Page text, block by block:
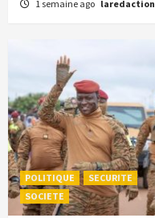
1 semaine ago laredaction
POLITIQUE
SECURITE
SOCIETE